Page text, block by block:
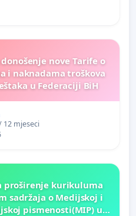
nove Tarife o
i naknadama troškova
u Federaciji BiH
12 mjeseci
proširenje kurikuluma
sadržaja o Medijskoj i
pismenosti(MIP) u